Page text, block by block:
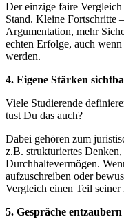
Der einzige faire
Stand. Kleine Fortschritte
Argumentation, mehr
echten Erfolge, auch
werden.
4. Eigene Stärken
Viele Studierende
tust Du das auch?
Dabei gehören zum
z.B. strukturiertes
Durchhaltevermögen.
aufzuschreiben oder
Vergleich einen Teil seiner
5. Gespräche